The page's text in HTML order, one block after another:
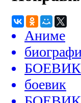
Аниме
БОЕВИК
боевик